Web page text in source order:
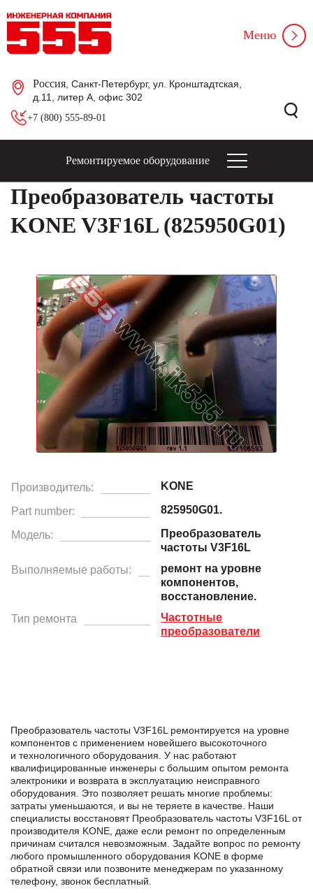
Россия , Санкт-Петербург, ул. Кронштадтская,
д.11, литер А, офис 302
+7 (800) 555-89-01
Меню
Ремонтируемое оборудование
Преобразователь частоты
KONE V3F16L (825950G01)
Производитель: KONE
Part number: 825950G01.
Модель:
Преобразователь
частоты V3F16L
Выполняемые работы:
ремонт на уровне
компонентов,
восстановление.
Тип ремонта
Частотные
преобразователи
Преобразователь частоты V3F16L ремонтируется на уровне
компонентов с применением новейшего высокоточного
и технологичного оборудования. У нас работают
квалифицированные инженеры с большим опытом ремонта
электроники и возврата в эксплуатацию неисправного
оборудования. Это позволяет решать многие проблемы:
затраты уменьшаются, и вы не теряете в качестве. Наши
специалисты восстановят Преобразователь частоты V3F16L от
производителя KONE, даже если ремонт по определенным
причинам считался невозможным. Задайте вопрос по ремонту
любого промышленного оборудования KONE в формe
обратной связи или позвоните менеджерам по указанному
телефону, звонок бесплатный.